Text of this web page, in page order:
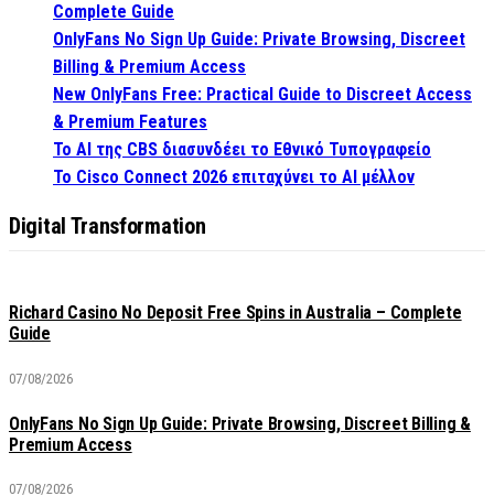
Complete Guide
OnlyFans No Sign Up Guide: Private Browsing, Discreet
Billing & Premium Access
New OnlyFans Free: Practical Guide to Discreet Access
& Premium Features
Το AI της CBS διασυνδέει το Εθνικό Τυπογραφείο
Το Cisco Connect 2026 επιταχύνει το AI μέλλον
Digital Transformation
Richard Casino No Deposit Free Spins in Australia – Complete
Guide
07/08/2026
OnlyFans No Sign Up Guide: Private Browsing, Discreet Billing &
Premium Access
07/08/2026